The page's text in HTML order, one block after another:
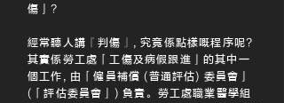
傷」?
經常聽人講『判傷』, 究竟係點樣嘅程序呢?
其實係勞工處「工傷及病假跟進」的其中一
個工作, 由「僱員補償 (普通評估) 委員會」
(「評估委員會」) 負責。勞工處職業醫學組